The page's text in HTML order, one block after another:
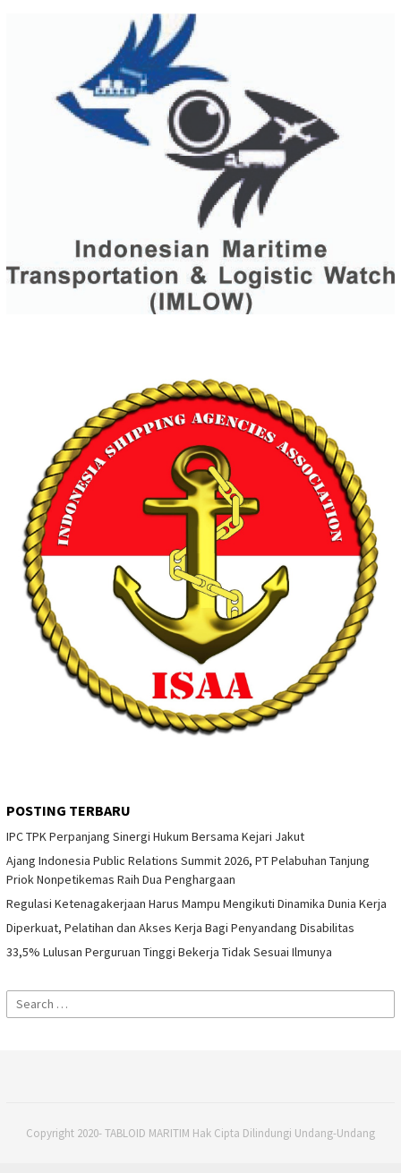
POSTING TERBARU
IPC TPK Perpanjang Sinergi Hukum Bersama Kejari Jakut
Ajang Indonesia Public Relations Summit 2026, PT Pelabuhan Tanjung
Priok Nonpetikemas Raih Dua Penghargaan
Regulasi Ketenagakerjaan Harus Mampu Mengikuti Dinamika Dunia Kerja
Diperkuat, Pelatihan dan Akses Kerja Bagi Penyandang Disabilitas
33,5% Lulusan Perguruan Tinggi Bekerja Tidak Sesuai Ilmunya
Search
for:
Copyright 2020- TABLOID MARITIM Hak Cipta Dilindungi Undang-Undang